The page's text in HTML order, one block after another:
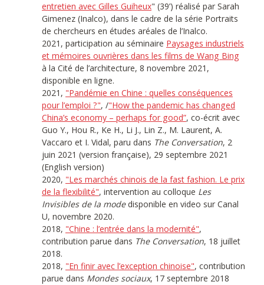
entretien avec Gilles Guiheux" (39’) réalisé par Sarah
Gimenez (Inalco), dans le cadre de la série Portraits
de chercheurs en études aréales de l’Inalco.
2021, participation au séminaire Paysages industriels
et mémoires ouvrières dans les films de Wang Bing
à la Cité de l’architecture, 8 novembre 2021,
disponible en ligne.
2021, "Pandémie en Chine : quelles conséquences
pour l’emploi ?", /"How the pandemic has changed
China’s economy – perhaps for good”, co-écrit avec
Guo Y., Hou R., Ke H., Li J., Lin Z., M. Laurent, A.
Vaccaro et I. Vidal, paru dans The Conversation, 2
juin 2021 (version française), 29 septembre 2021
(English version)
2020, "Les marchés chinois de la fast fashion. Le prix
de la flexibilité", intervention au colloque Les
Invisibles de la modedisponible en video sur Canal
U, novembre 2020.
2018, "Chine : l’entrée dans la modernité",
contribution parue dans The Conversation, 18 juillet
2018.
2018, "En finir avec l’exception chinoise", contribution
parue dans Mondes sociaux, 17 septembre 2018